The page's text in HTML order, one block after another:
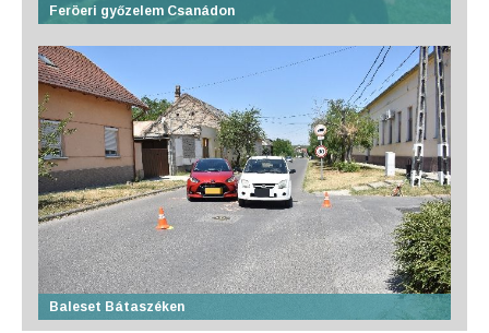
Feröeri győzelem Csanádon
Baleset Bátaszéken